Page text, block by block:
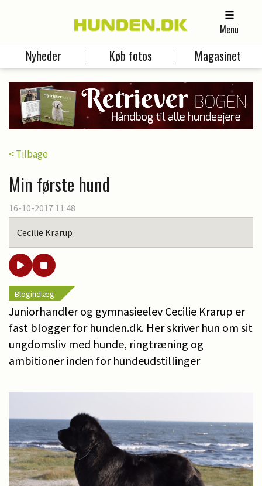
Menu
Nyheder Køb fotos Magasinet
< Tilbage
Min første hund
16-10-2017 11:48
Cecilie Krarup
Blogindlæg
Juniorhandler og gymnasieelev Cecilie Krarup er
fast blogger for hunden.dk. Her skriver hun om sit
ungdomsliv med hunde, ringtræning og
ambitioner inden for hundeudstillinger